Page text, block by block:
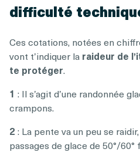
difficulté
Ces cotations, notées en
vont t’indiquer la raideur de
te protéger.
1 : Il s’agit d’une randonnée
crampons.
2 : La pente va un peu se
passages de glace de 50°/